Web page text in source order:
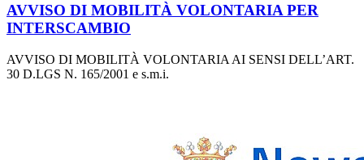
AVVISO DI MOBILITÀ VOLONTARIA PER
INTERSCAMBIO
AVVISO DI MOBILITÀ VOLONTARIA AI SENSI DELL’ART.
30 D.LGS N. 165/2001 e s.m.i.